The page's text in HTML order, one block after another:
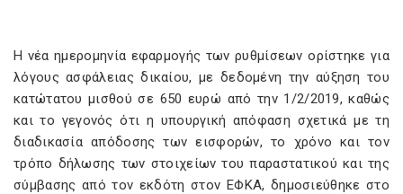
Η νέα ημερομηνία εφαρμογής των ρυθμίσεων ορίστηκε για
λόγους ασφάλειας δικαίου, με δεδομένη την αύξηση του
κατώτατου μισθού σε 650 ευρώ από την 1/2/2019, καθώς
και το γεγονός ότι η υπουργική απόφαση σχετικά με τη
διαδικασία απόδοσης των εισφορών, το χρόνο και τον
τρόπο δήλωσης των στοιχείων του παραστατικού και της
σύμβασης από τον εκδότη στον ΕΦΚΑ, δημοσιεύθηκε στο